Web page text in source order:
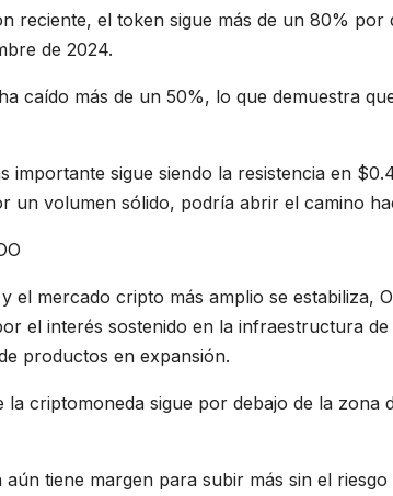
reciente, el token sigue más de un 80% por
de 2024.
caído más de un 50%, lo que demuestra
importante sigue siendo la resistencia en
un volumen sólido, podría abrir el camino
el mercado cripto más amplio se estabiliza,
el interés sostenido en la infraestructura
productos en expansión.
la criptomoneda sigue por debajo de la zona
aún tiene margen para subir más sin el